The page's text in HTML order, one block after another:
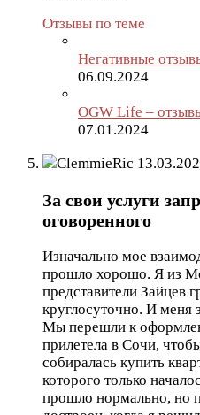
Отзывы по теме
Негативные
06.09.2024
OGW Life –
07.01.2024
ClemmieRic
За свои услуги
оговоренного
Изначально мое
прошло хорошо. Я из
представители Зайцев
круглосуточно. И меня
Мы перешли к
прилетела в Сочи,
собиралась купить
которого только
прошло нормально, но